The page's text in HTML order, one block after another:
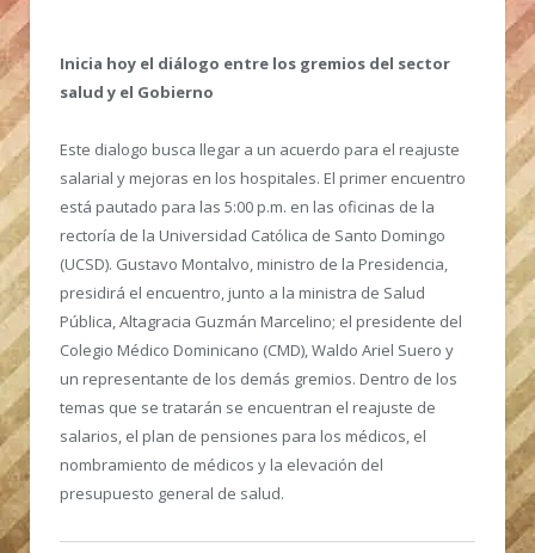
Inicia hoy el diálogo entre los gremios del sector
salud y el Gobierno
Este dialogo busca llegar a un acuerdo para el reajuste
salarial y mejoras en los hospitales. El primer encuentro
está pautado para las 5:00 p.m. en las oficinas de la
rectoría de la Universidad Católica de Santo Domingo
(UCSD). Gustavo Montalvo, ministro de la Presidencia,
presidirá el encuentro, junto a la ministra de Salud
Pública, Altagracia Guzmán Marcelino; el presidente del
Colegio Médico Dominicano (CMD), Waldo Ariel Suero y
un representante de los demás gremios. Dentro de los
temas que se tratarán se encuentran el reajuste de
salarios, el plan de pensiones para los médicos, el
nombramiento de médicos y la elevación del
presupuesto general de salud.